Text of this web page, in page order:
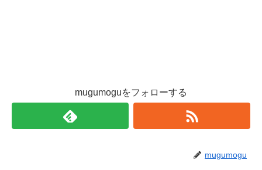
mugumoguをフォローする
mugumogu